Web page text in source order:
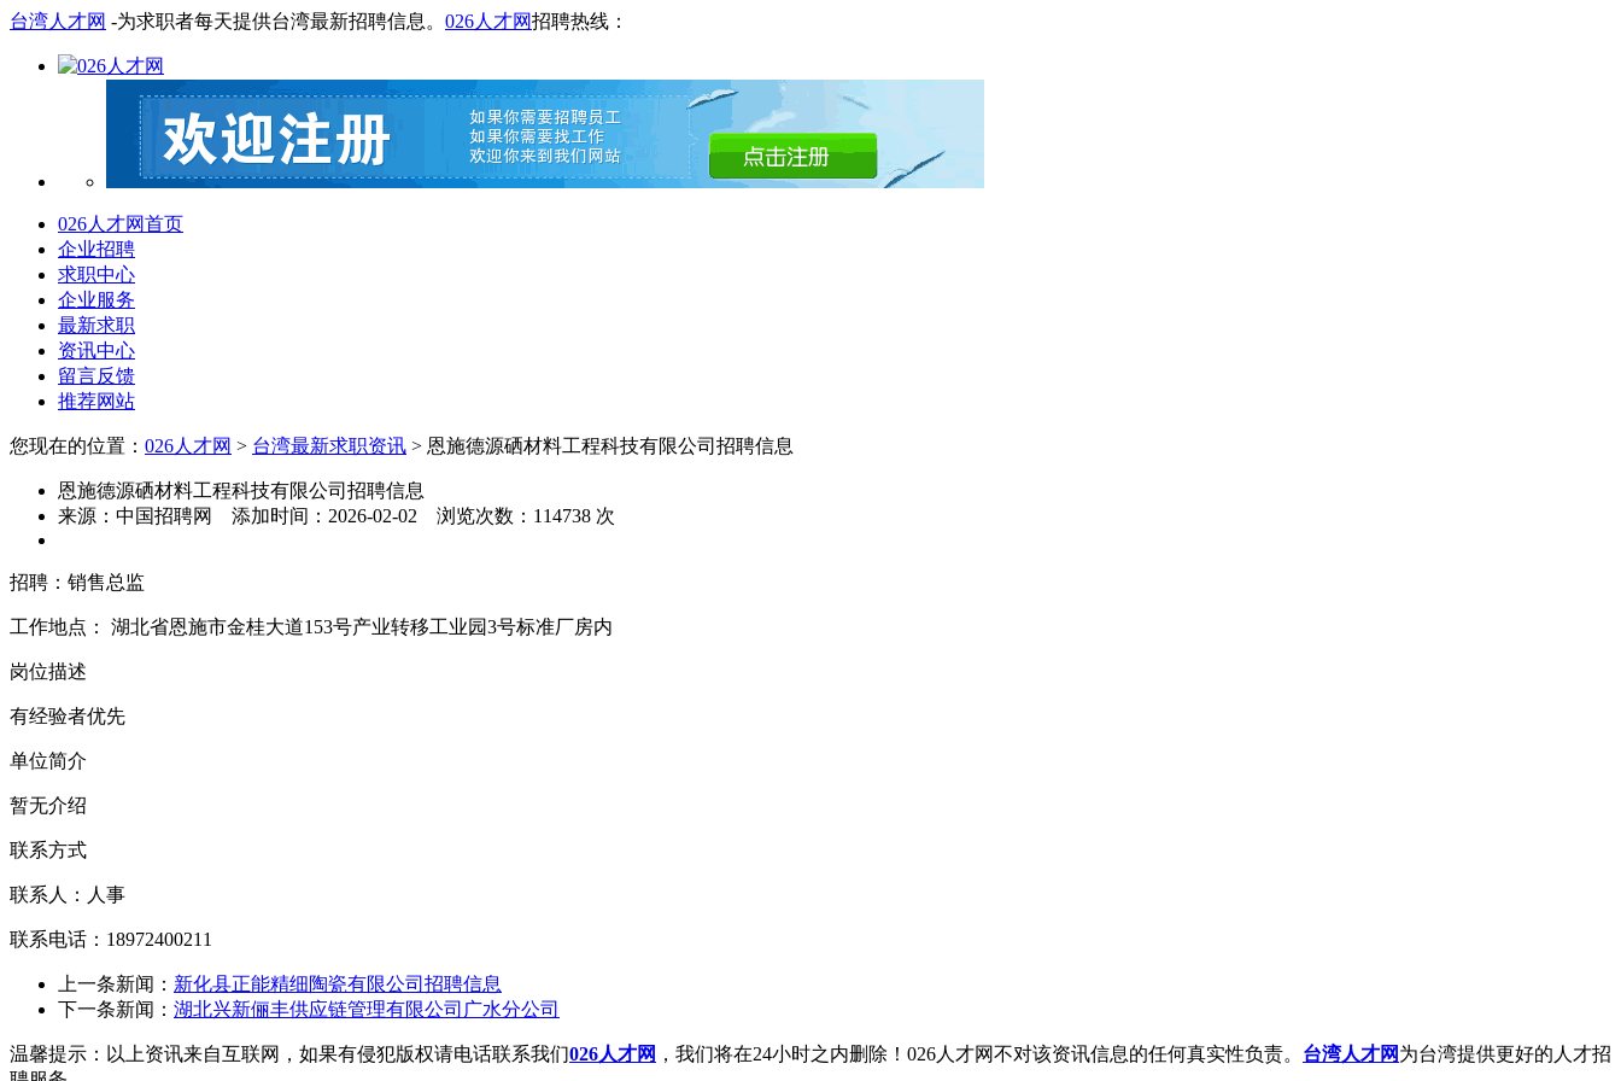
台湾人才网 -为求职者每天提供台湾最新招聘信息。 026人才网招聘热线：
026人才网首页
企业招聘
求职中心
企业服务
最新求职
资讯中心
留言反馈
推荐网站
您现在的位置： 026人才网 > 台湾最新求职资讯 > 恩施德源硒材料工程科技有限公司招聘信息
恩施德源硒材料工程科技有限公司招聘信息
来源： 中国招聘网 添加时间： 2026-02-02 浏览次数： 114738 次
招聘：销售总监
工作地点： 湖北省恩施市金桂大道153号产业转移工业园3号标准厂房内
岗位描述
有经验者优先
单位简介
暂无介绍
联系方式
联系人：人事
联系电话：18972400211
上一条新闻： 新化县正能精细陶瓷有限公司招聘信息
下一条新闻： 湖北兴新俪丰供应链管理有限公司广水分公司
温馨提示：以上资讯来自互联网，如果有侵犯版权请电话联系我们026人才网 ，我们将在24小时之内删除！026人才网不对该资讯信息的任何真实性负责。 台湾人才网为台湾提供更好的人才招